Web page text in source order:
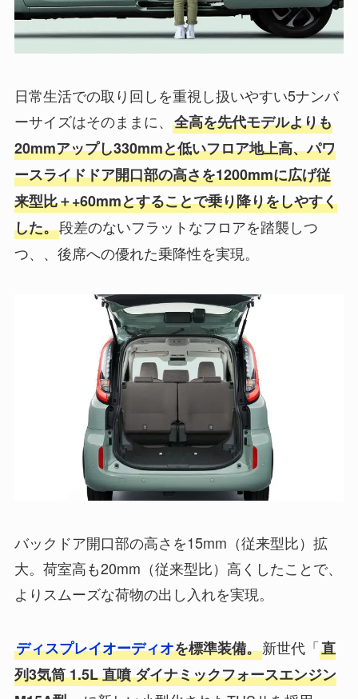
日常生活での取り回しを重視し扱いやすい5ナンバ
ーサイズはそのままに、 全高を先代モデルよりも
20mmアップし330mmと低いフロア地上高、パワ
ースライドドア開口部の高さを1200mmに広げ従
来型比＋+60mmとすることで乗り降りをしやすく
した。段差のないフラットなフロアを踏襲しつ
つ、、後席への優れた乗降性を実現。
バックドア開口部の高さを15mm（従来型比）拡
大。荷室高も20mm（従来型比）高くしたことで、
よりスムーズな荷物の出し入れを実現。
ディスプレイオーディオを標準装備。新世代「直
列3気筒 1.5L 直噴 ダイナミックフォースエンジン